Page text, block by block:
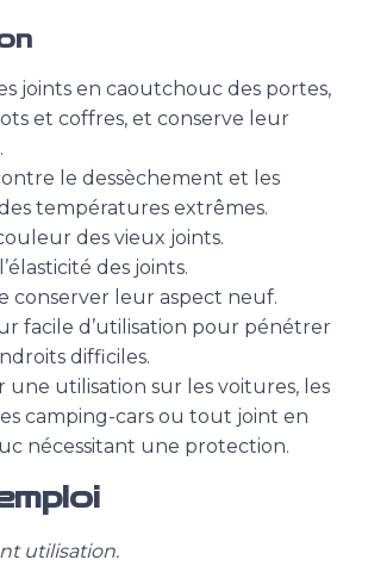
joints en caoutchouc des portes,
et coffres, et conserve leur
le dessèchement et les
températures extrêmes.
des vieux joints.
des joints.
conserver leur aspect neuf.
facile d’utilisation pour pénétrer
difficiles.
une utilisation sur les voitures, les
camping-cars ou tout joint en
nécessitant une protection.
utilisation.